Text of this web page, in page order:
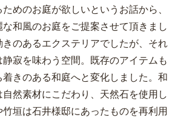
めのお庭が欲しいというお話から、
和風のお庭をご提案させて頂きまし
のあるエクステリアでしたが、それ
寂を味わう空間。既存のアイテムも
きのある和庭へと変化しました。和
然素材にこだわり、天然石を使用し
垣は石井様邸にあったものを再利用